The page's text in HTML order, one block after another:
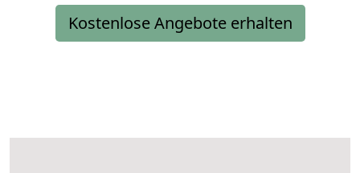
Kostenlose Angebote erhalten